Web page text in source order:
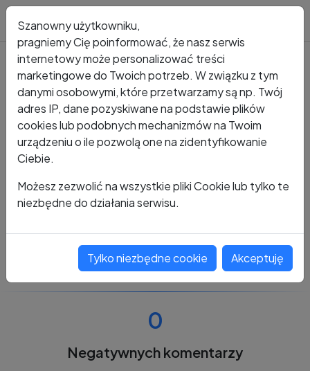
Kto dzwonił? Numer +48 517 095 322
+48 517 095 322
0
Negatywnych komentarzy
Szanowny użytkowniku,
pragniemy Cię poinformować, że nasz serwis
internetowy może personalizować treści
marketingowe do Twoich potrzeb. W związku z tym
danymi osobowymi, które przetwarzamy są np. Twój
adres IP, dane pozyskiwane na podstawie plików
cookies lub podobnych mechanizmów na Twoim
urządzeniu o ile pozwolą one na zidentyfikowanie
Ciebie.
Możesz zezwolić na wszystkie pliki Cookie lub tylko te
niezbędne do działania serwisu.
Tylko niezbędne cookie Akceptuję